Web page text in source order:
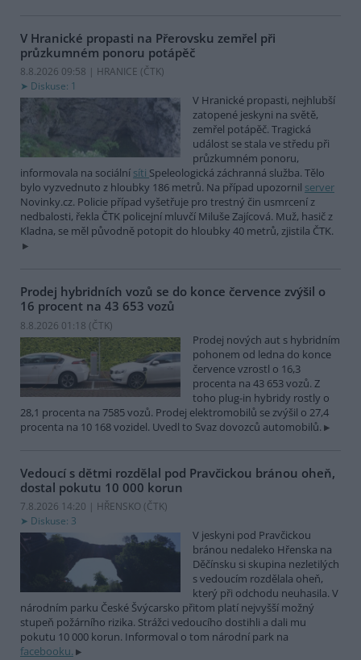
V Hranické propasti na Přerovsku zemřel při
průzkumném ponoru potápěč
8.8.2026 09:58 | HRANICE (ČTK)
Diskuse: 1
V Hranické propasti, nejhlubší
zatopené jeskyni na světě,
zemřel potápěč. Tragická
událost se stala ve středu při
průzkumném ponoru,
informovala na sociální síti Speleologická záchranná služba. Tělo
bylo vyzvednuto z hloubky 186 metrů. Na případ upozornil server
Novinky.cz. Policie případ vyšetřuje pro trestný čin usmrcení z
nedbalosti, řekla ČTK policejní mluvčí Miluše Zajícová. Muž, hasič z
Kladna, se měl původně potopit do hloubky 40 metrů, zjistila ČTK.
Prodej hybridních vozů se do konce července zvýšil o
16 procent na 43 653 vozů
8.8.2026 01:18 (ČTK)
Prodej nových aut s hybridním
pohonem od ledna do konce
července vzrostl o 16,3
procenta na 43 653 vozů. Z
toho plug-in hybridy rostly o
28,1 procenta na 7585 vozů. Prodej elektromobilů se zvýšil o 27,4
procenta na 10 168 vozidel. Uvedl to Svaz dovozců automobilů.
Vedoucí s dětmi rozdělal pod Pravčickou bránou oheň,
dostal pokutu 10 000 korun
7.8.2026 14:20 | HŘENSKO (ČTK)
Diskuse: 3
V jeskyni pod Pravčickou
bránou nedaleko Hřenska na
Děčínsku si skupina nezletilých
s vedoucím rozdělala oheň,
který při odchodu neuhasila. V
národním parku České Švýcarsko přitom platí nejvyšší možný
stupeň požárního rizika. Strážci vedoucího dostihli a dali mu
pokutu 10 000 korun. Informoval o tom národní park na
facebooku.